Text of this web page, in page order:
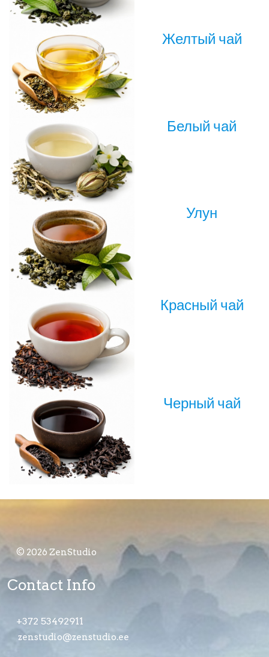
Желтый чай
Белый чай
Улун
Красный чай
Черный чай
© 2026 ZenStudio
Contact Info
+372 53492911
zenstudio@zenstudio.ee